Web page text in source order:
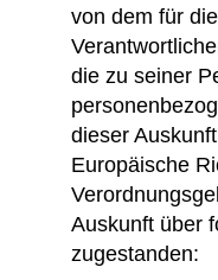
von dem für
die zu seiner
dieser
Europäische
Auskunft über
zugestanden: